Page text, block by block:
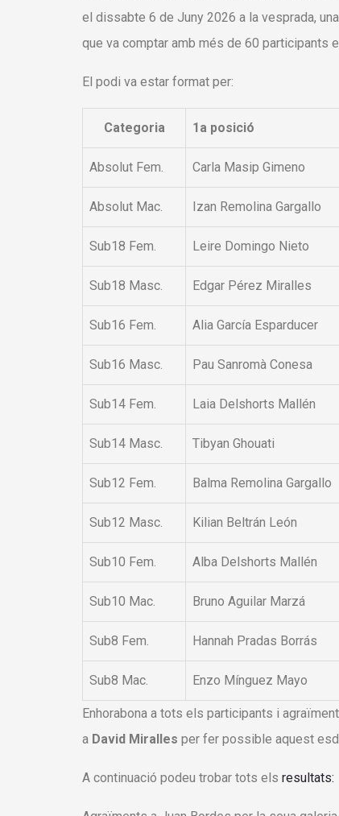
el dissabte 6 de Juny 2026 a la vesprada,
que va comptar amb més de 60 participants
El podi va estar format per:
Categoria 1a posició
Absolut Fem. Carla Masip Gimeno
Absolut Mac. Izan Remolina Gargallo
Sub18 Fem. Leire Domingo Nieto
Sub18 Masc. Edgar Pérez Miralles
Sub16 Fem. Alia García Esparducer
Sub16 Masc. Pau Sanromà Conesa
Sub14 Fem. Laia Delshorts Mallén
Sub14 Masc. Tibyan Ghouati
Sub12 Fem. Balma Remolina Gargallo
Sub12 Masc. Kilian Beltrán León
Sub10 Fem. Alba Delshorts Mallén
Sub10 Mac. Bruno Aguilar Marzá
Sub8 Fem. Hannah Pradas Borrás
Sub8 Mac. Enzo Mínguez Mayo
Enhorabona a tots els participants i
a David Miralles per fer possible aquest
A continuació podeu trobar tots els resultats: